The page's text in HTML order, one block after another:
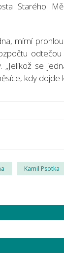
Starého
mírní
„Jelikož se
kdy dojde
Kamil Psotka